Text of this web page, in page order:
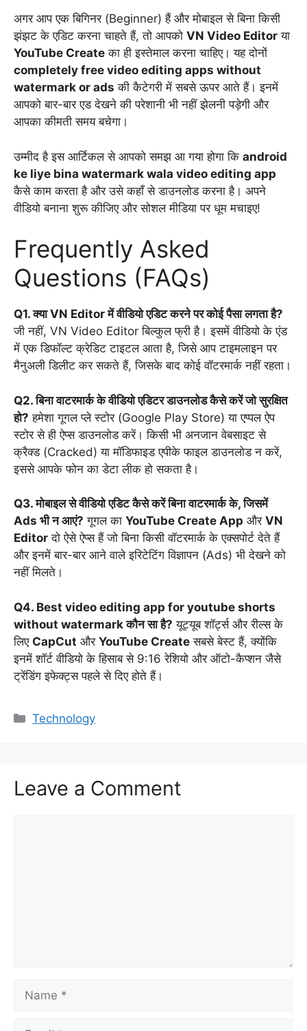
अगर आप एक बिगिनर (Beginner) हैं और मोबाइल से बिना किसी
झंझट के एडिट करना चाहते हैं, तो आपको VN Video Editor या
YouTube Create का ही इस्तेमाल करना चाहिए। यह दोनों
completely free video editing apps without
watermark or ads की कैटेगरी में सबसे ऊपर आते हैं। इनमें
आपको बार-बार एड देखने की परेशानी भी नहीं झेलनी पड़ेगी और
आपका कीमती समय बचेगा।
उम्मीद है इस आर्टिकल से आपको समझ आ गया होगा कि android
ke liye bina watermark wala video editing app
कैसे काम करता है और उसे कहाँ से डाउनलोड करना है। अपने
वीडियो बनाना शुरू कीजिए और सोशल मीडिया पर धूम मचाइए!
Frequently Asked
Questions (FAQs)
Q1. क्या VN Editor में वीडियो एडिट करने पर कोई पैसा लगता है?
जी नहीं, VN Video Editor बिल्कुल फ्री है। इसमें वीडियो के एंड
में एक डिफॉल्ट क्रेडिट टाइटल आता है, जिसे आप टाइमलाइन पर
मैनुअली डिलीट कर सकते हैं, जिसके बाद कोई वॉटरमार्क नहीं रहता।
Q2. बिना वाटरमार्क के वीडियो एडिटर डाउनलोड कैसे करें जो सुरक्षित
हो? हमेशा गूगल प्ले स्टोर (Google Play Store) या एप्पल ऐप
स्टोर से ही ऐप्स डाउनलोड करें। किसी भी अनजान वेबसाइट से
क्रैक्ड (Cracked) या मॉडिफाइड एपीके फाइल डाउनलोड न करें,
इससे आपके फोन का डेटा लीक हो सकता है।
Q3. मोबाइल से वीडियो एडिट कैसे करें बिना वाटरमार्क के, जिसमें
Ads भी न आएं? गूगल का YouTube Create App और VN
Editor दो ऐसे ऐप्स हैं जो बिना किसी वॉटरमार्क के एक्सपोर्ट देते हैं
और इनमें बार-बार आने वाले इरिटेटिंग विज्ञापन (Ads) भी देखने को
नहीं मिलते।
Q4. Best video editing app for youtube shorts
without watermark कौन सा है? यूट्यूब शॉर्ट्स और रील्स के
लिए CapCut और YouTube Create सबसे बेस्ट हैं, क्योंकि
इनमें शॉर्ट वीडियो के हिसाब से 9:16 रेशियो और ऑटो-कैप्शन जैसे
ट्रेंडिंग इफेक्ट्स पहले से दिए होते हैं।
Categories
Technology
Leave a Comment